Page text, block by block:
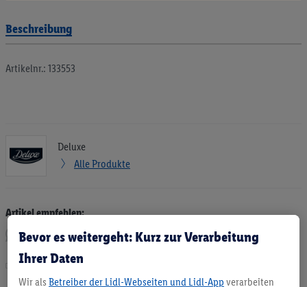
Beschreibung
Artikelnr.: 133553
Deluxe
Alle Produkte
Artikel empfehlen:
Drucken
Bevor es weitergeht: Kurz zur Verarbeitung
Ihrer Daten
Wir als Betreiber der Lidl-Webseiten und Lidl-App verarbeiten